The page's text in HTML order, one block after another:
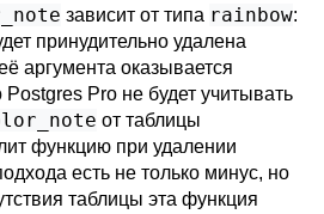
зависит от типа rainbow:
принудительно удалена
аргумента оказывается
Postgres Pro не будет учитывать
от таблицы
функцию при удалении
есть не только минус, но
таблицы эта функция